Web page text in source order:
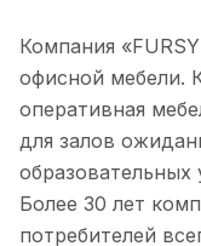
Компания
офисной мебели.
оперативная
для залов
Более 30 лет
потребителей